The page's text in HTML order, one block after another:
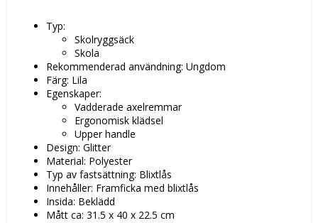
Typ:
Skolryggsäck
Skola
Rekommenderad användning: Ungdom
Färg: Lila
Egenskaper:
Vadderade axelremmar
Ergonomisk klädsel
Upper handle
Design: Glitter
Material: Polyester
Typ av fastsättning: Blixtlås
Innehåller: Framficka med blixtlås
Insida: Beklädd
Mått ca: 31.5 x 40 x 22.5 cm